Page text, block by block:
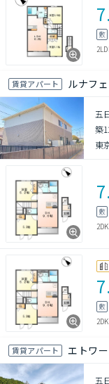
敷
賃貸アパート ルナフ
五
築
東
敷
2DK
敷
2DK
賃貸アパート エトワ
五